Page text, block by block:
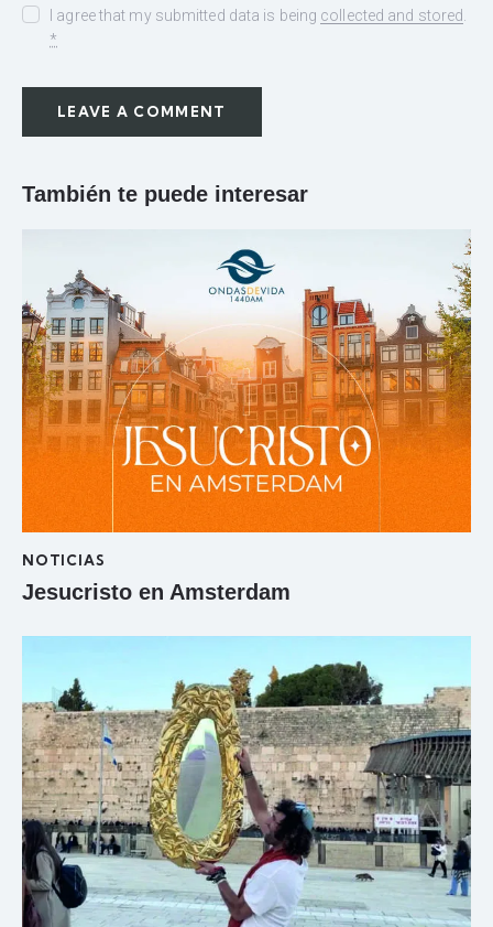
I agree that my submitted data is being collected and stored
*
También te puede interesar
NOTICIAS
Jesucristo en Amsterdam